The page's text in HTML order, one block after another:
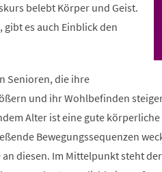
belebt Körper und Geist.
es auch Einblick den
Senioren, die ihre
und ihr Wohlbefinden
Alter ist eine gute
Bewegungssequenzen
diesen. Im Mittelpunkt steht